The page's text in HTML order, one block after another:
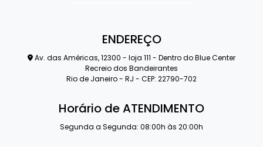
ENDEREÇO
Av. das Américas, 12300 - loja 111 - Dentro do Blue Center
Recreio dos Bandeirantes
Rio de Janeiro - RJ - CEP: 22790-702
Horário de ATENDIMENTO
Segunda a Segunda: 08:00h às 20:00h